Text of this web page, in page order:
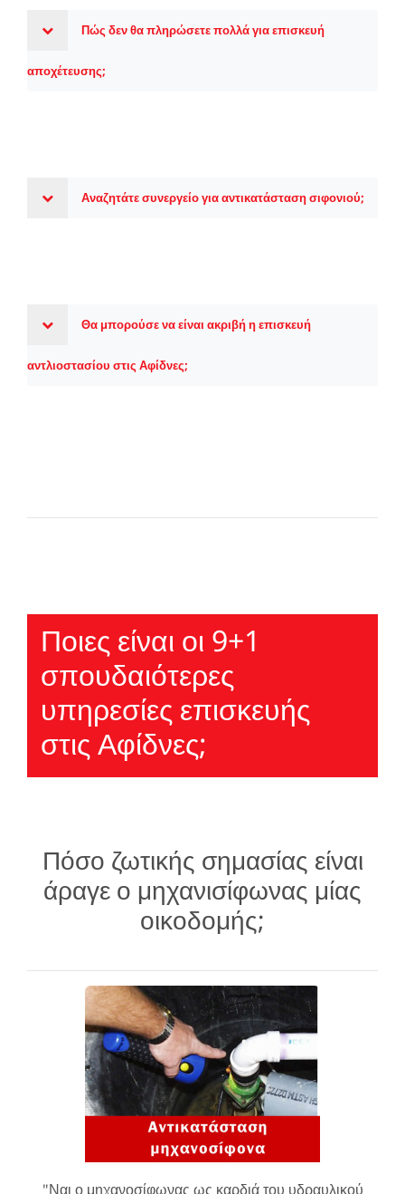
Πώς δεν θα πληρώσετε πολλά για επισκευή
αποχέτευσης;
Αναζητάτε συνεργείο για αντικατάσταση σιφονιού;
Θα μπορούσε να είναι ακριβή η επισκευή
αντλιοστασίου στις Αφίδνες;
Ποιες είναι οι 9+1
σπουδαιότερες
υπηρεσίες επισκευής
στις Αφίδνες;
Πόσο ζωτικής σημασίας είναι
άραγε ο μηχανισίφωνας μίας
οικοδομής;
"Ναι ο μηχανοσίφωνας ως καρδιά του υδραυλικού